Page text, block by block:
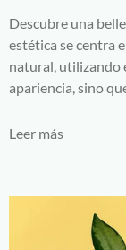
Descubre una
estética se centra
natural, utilizando
apariencia, sino
Leer más